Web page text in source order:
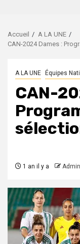
Accueil
A LA UNE
CAN-2024 Dames :
A LA UNE Équipes
CAN-
1 an il y a Admin